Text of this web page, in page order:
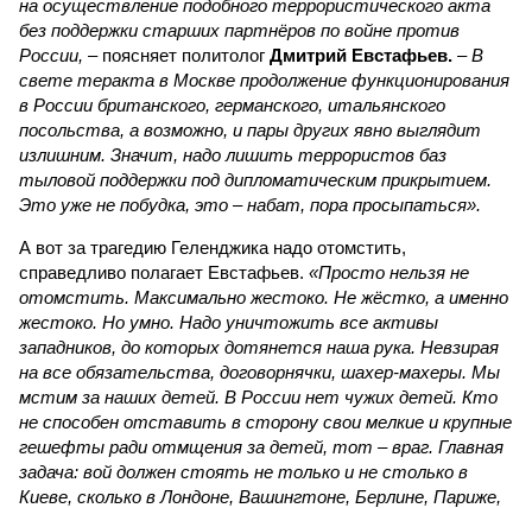
на осуществление подобного террористического акта
без поддержки старших партнёров по войне против
России, – поясняет политолог Дмитрий Евстафьев. –В
свете теракта в Москве продолжение функционирования
в России британского, германского, итальянского
посольства, а возможно, и пары других явно выглядит
излишним. Значит, надо лишить террористов баз
тыловой поддержки под дипломатическим прикрытием.
Это уже не побудка, это – набат, пора просыпаться».
А вот за трагедию Геленджика надо отомстить,
справедливо полагает Евстафьев. «Просто нельзя не
отомстить. Максимально жестоко. Не жёстко, а именно
жестоко. Но умно. Надо уничтожить все активы
западников, до которых дотянется наша рука. Невзирая
на все обязательства, договорнячки, шахер-махеры. Мы
мстим за наших детей. В России нет чужих детей. Кто
не способен отставить в сторону свои мелкие и крупные
гешефты ради отмщения за детей, тот – враг. Главная
задача: вой должен стоять не только и не столько в
Киеве, сколько в Лондоне, Вашингтоне, Берлине, Париже,